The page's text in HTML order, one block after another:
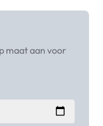
maat aan voor